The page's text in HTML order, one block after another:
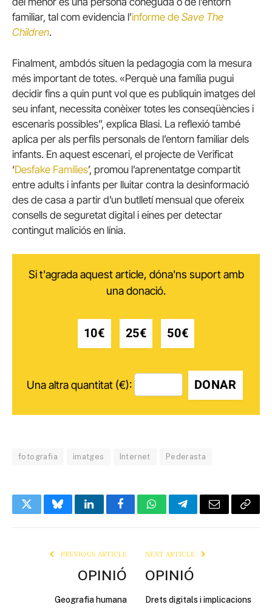
familiar, tal com evidencia l’informe de Save The
Children.
Finalment, ambdós situen la pedagogia com la mesura
més important de totes. «Perquè una família pugui
decidir fins a quin punt vol que es publiquin imatges del
seu infant, necessita conèixer totes les conseqüències i
escenaris possibles”, explica Blasi. La reflexió també
aplica per als perfils personals de l’entorn familiar dels
infants. En aquest escenari, el projecte de Verificat
‘Desfake Famílies’, promou l’aprenentatge compartit
entre adults i infants per lluitar contra la desinformació
des de casa a partir d’un butlletí mensual que ofereix
consells de seguretat digital i eines per detectar
contingut maliciós en línia.
Si t'agrada aquest article, dóna'ns suport amb
una donació.
10€ 25€ 50€
Una altra quantitat (€): DONAR
fotografia imatges Internet Pederasta
TwitterBlueskyLinkedInFacebookWhatsAppTelegramEmail Copy
PREVIOUS ARTICLE
OPINIÓ
Geografia humana
NEXT ARTICLE
OPINIÓ
Drets digitals i implicacions